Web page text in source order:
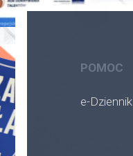
POMOC
e-Dziennik